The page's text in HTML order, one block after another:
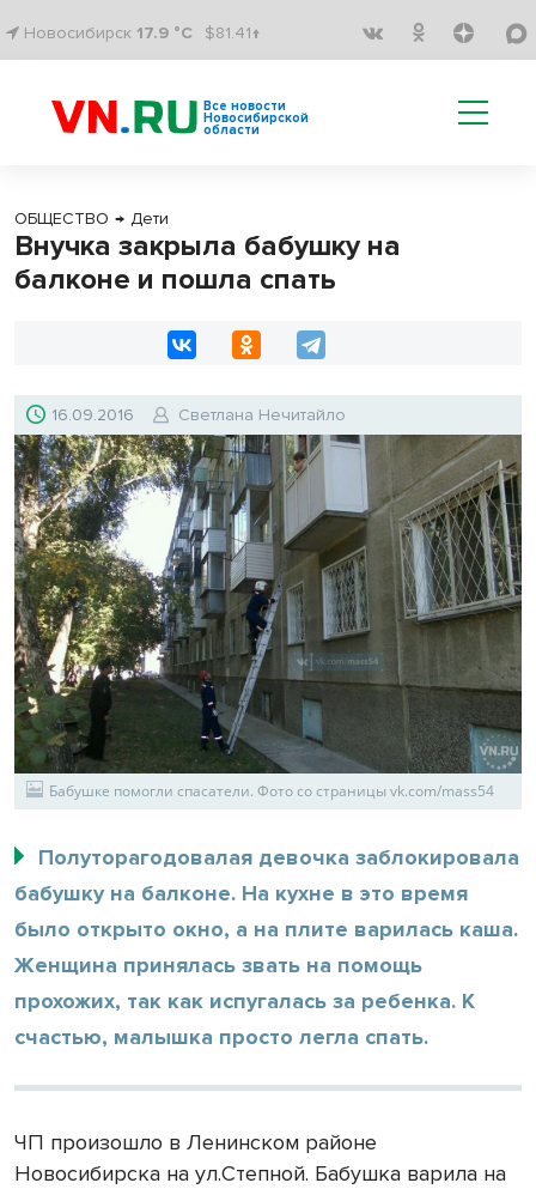
Новосибирск 17.9 °C $81.41↑
Все новости
Новосибирской
области
ОБЩЕСТВО → Дети
Внучка закрыла бабушку на
балконе и пошла спать
16.09.2016 Светлана Нечитайло
Бабушке помогли спасатели. Фото со страницы vk.com/mass54
Полуторагодовалая девочка заблокировала
бабушку на балконе. На кухне в это время
было открыто окно, а на плите варилась каша.
Женщина принялась звать на помощь
прохожих, так как испугалась за ребенка. К
счастью, малышка просто легла спать.
ЧП произошло в Ленинском районе
Новосибирска на ул.Степной. Бабушка варила на